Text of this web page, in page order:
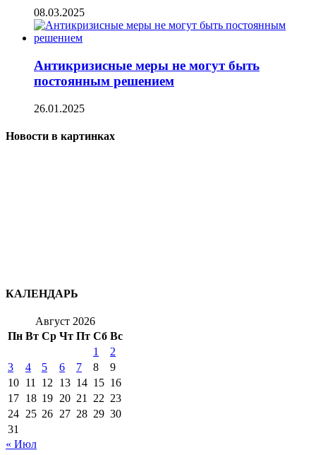
08.03.2025
Антикризисные меры не могут быть
постоянным решением
26.01.2025
Новости в картинках
КАЛЕНДАРЬ
Август 2026
Пн Вт Ср Чт Пт Сб Вс
1
2
3
4 5 6 7 8
9
10 11 12 13 14 15 16
17 18 19 20 21 22 23
24 25 26 27 28 29 30
31
« Июл